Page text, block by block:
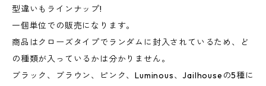
型違いもラインナップ!
一個単位での販売になります。
商品はクローズタイプでランダムに封入されているため、ど
の種類が入っているかは分かりません。
ブラック、ブラウン、ピンク、Luminous、Jailhouseの5種に